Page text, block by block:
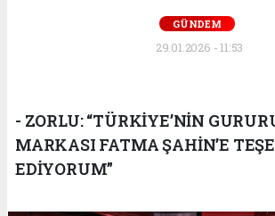
GÜNDEM
29.01.2026 - 11:53
- ZORLU: “TÜRKİYE’NİN
MARKASI FATMA ŞAHİN’E
EDİYORUM”